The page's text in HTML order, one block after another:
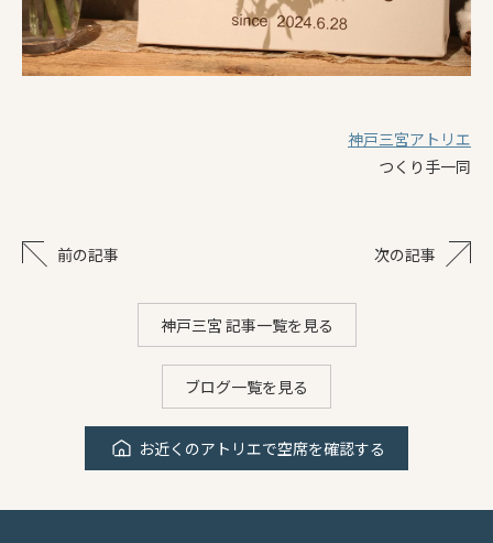
神戸三宮アトリエ
つくり手一同
前の記事 次の記事
神戸三宮 記事一覧を見る
ブログ一覧を見る
お近くのアトリエで空席を確認する